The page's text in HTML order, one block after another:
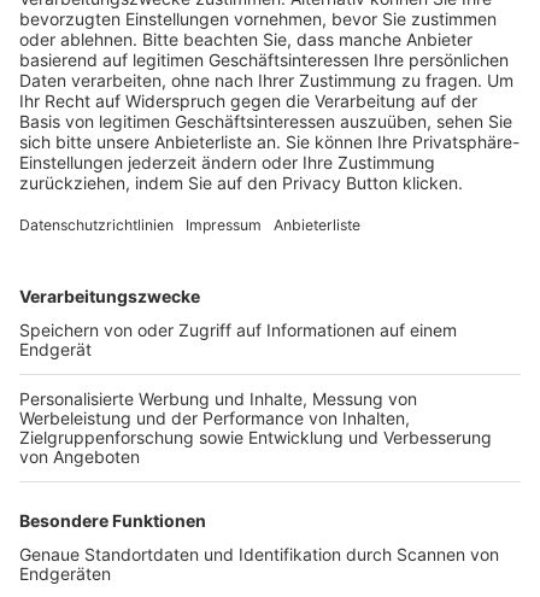
Schulungsangebot Vereinsmitarbeiter
BFV-Geschäftsstellen
Trainerbörse
Login SpielPlus
FOLGE DEM BFV
TOP-VEREINE
TOP-PARTNER